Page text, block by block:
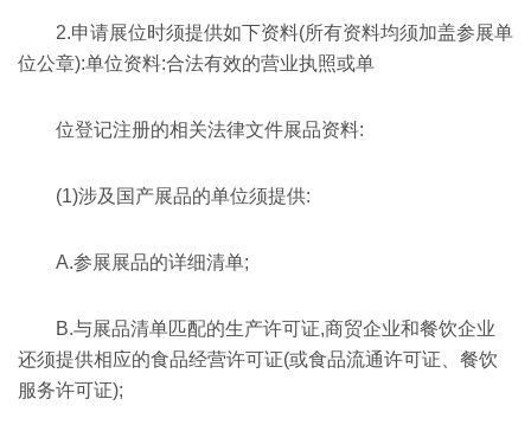
2.申请展位时须提供如下资料(所有资料均须加盖参展单
位公章):单位资料:合法有效的营业执照或单
位登记注册的相关法律文件展品资料:
(1)涉及国产展品的单位须提供:
A.参展展品的详细清单;
B.与展品清单匹配的生产许可证,商贸企业和餐饮企业
还须提供相应的食品经营许可证(或食品流通许可证、餐饮
服务许可证);